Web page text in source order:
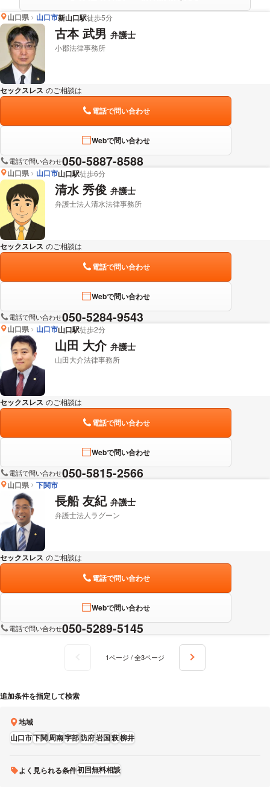
山口県 山口市新山口駅徒歩5分
古本 武男 弁護士
小郡法律事務所
セックスレス のご相談は
電話で問い合わせ
Webで問い合わせ
電話で問い合わせ050-5887-8588
山口県 山口市山口駅徒歩6分
清水 秀俊 弁護士
弁護士法人清水法律事務所
セックスレス のご相談は
電話で問い合わせ
Webで問い合わせ
電話で問い合わせ050-5284-9543
山口県 山口市山口駅徒歩2分
山田 大介 弁護士
山田大介法律事務所
セックスレス のご相談は
電話で問い合わせ
Webで問い合わせ
電話で問い合わせ050-5815-2566
山口県 下関市
長船 友紀 弁護士
弁護士法人ラグーン
セックスレス のご相談は
電話で問い合わせ
Webで問い合わせ
電話で問い合わせ050-5289-5145
1ページ / 全3ページ
追加条件を指定して検索
地域
山口市下関周南宇部防府岩国萩柳井
よく見られる条件初回無料相談